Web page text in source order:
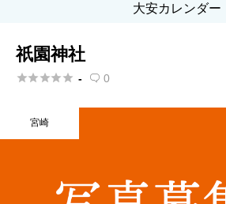
大安カレンダー
祇園神社
 -  0
宮崎